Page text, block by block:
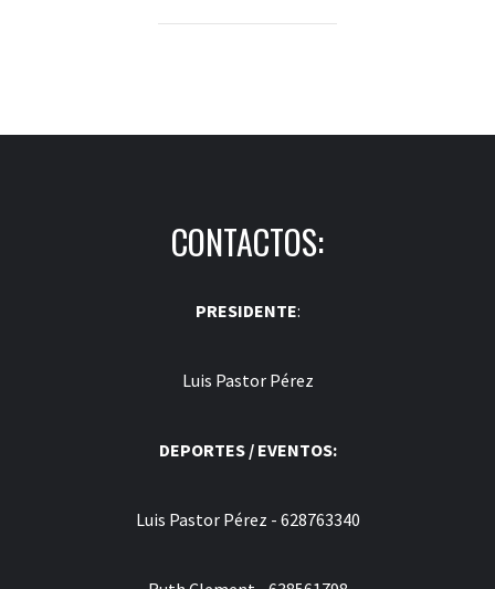
CONTACTOS:
PRESIDENTE:
Luis Pastor Pérez
DEPORTES / EVENTOS:
Luis Pastor Pérez - 628763340